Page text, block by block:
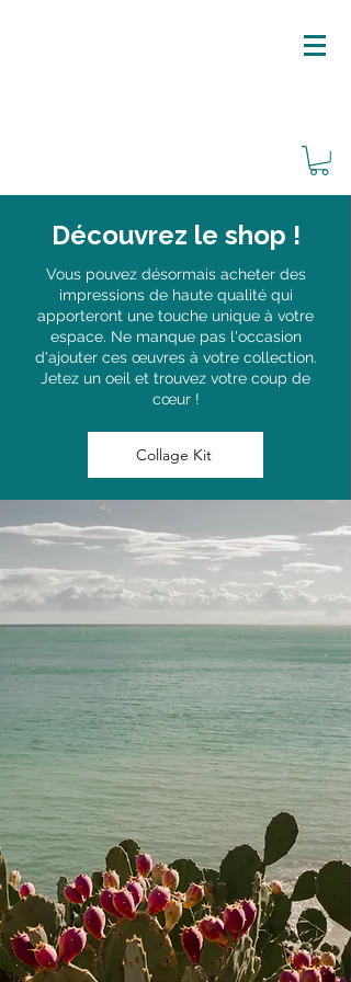
Découvrez le shop !
Vous pouvez désormais acheter des
impressions de haute qualité qui
apporteront une touche unique à votre
espace. Ne manque pas l'occasion
d'ajouter ces œuvres à votre collection.
Jetez un oeil et trouvez votre coup de
cœur !
Collage Kit